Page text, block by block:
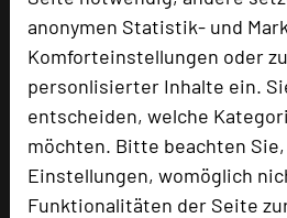
anonymen Statistik- und
Komforteinstellungen oder
personlisierter Inhalte ein.
entscheiden, welche
möchten. Bitte beachten
Einstellungen, womöglich
Funktionalitäten der Seite
SCHWARZWALD PANORAMA
Rehteichweg 22
76332 Bad Herrenalb
phone +49 7083 927-483
mail Email